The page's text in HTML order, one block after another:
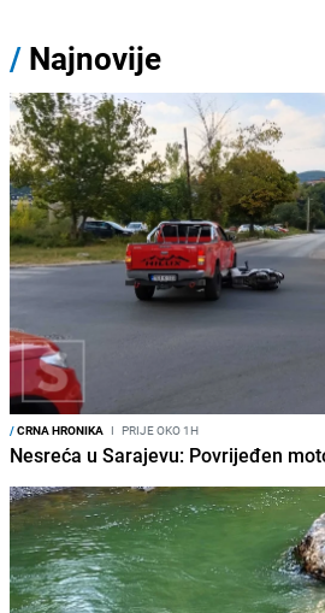
/ Najnovije
/CRNA HRONIKA I PRIJE OKO 1H
Nesreća u Sarajevu: Povrijeđen